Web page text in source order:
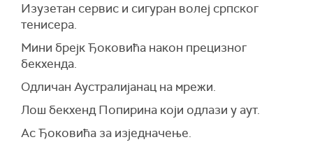
Изузетан сервис и сигуран волеј српског
тенисера.
Мини брејк Ђоковића након прецизног
бекхенда.
Одличан Аустралијанац на мрежи.
Лош бекхенд Попирина који одлази у аут.
Ас Ђоковића за изједначење.